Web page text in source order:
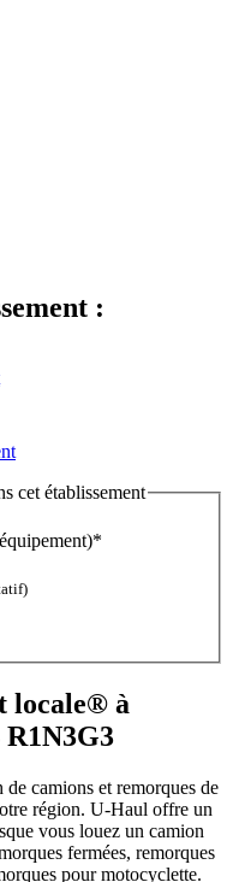
:
cet établissement
locale® à
camions et remorques de
région. U-Haul offre un
vous louez un camion
fermées, remorques
pour motocyclette.